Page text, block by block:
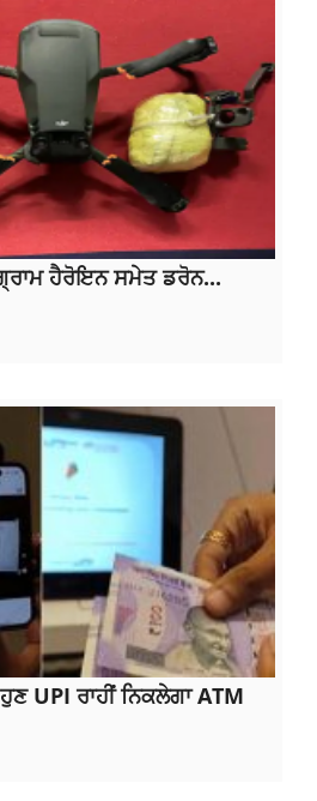
ਹੈਰੋਇਨ ਸਮੇਤ ਡਰੋਨ...
UPI ਰਾਹੀਂ ਨਿਕਲੇਗਾ ATM